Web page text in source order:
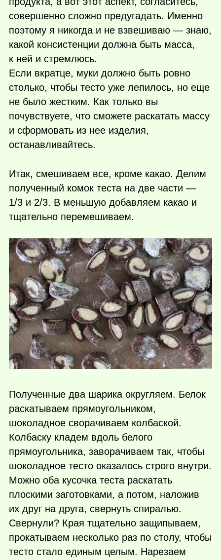
совершенно сложно предугадать. Именно
поэтому я никогда и не взвешиваю — знаю,
какой консистенции должна быть масса,
к ней и стремлюсь.
Если вкратце, муки должно быть ровно
столько, чтобы тесто уже лепилось, но еще
не было жестким. Как только вы
почувствуете, что сможете раскатать массу
и сформовать из нее изделия,
останавливайтесь.
Итак, смешиваем все, кроме какао. Делим
полученный комок теста на две части —
1/3 и 2/3. В меньшую добавляем какао и
тщательно перемешиваем.
Полученные два шарика округляем. Белок
раскатываем прямоугольником,
шоколадное сворачиваем колбаской.
Колбаску кладем вдоль белого
прямоугольника, заворачиваем так, чтобы
шоколадное тесто оказалось строго внутри.
Можно оба кусочка теста раскатать
плоскими заготовками, а потом, наложив
их друг на друга, свернуть спиралью.
Свернули? Края тщательно защипываем,
прокатываем несколько раз по столу, чтобы
тесто стало единым целым. Нарезаем